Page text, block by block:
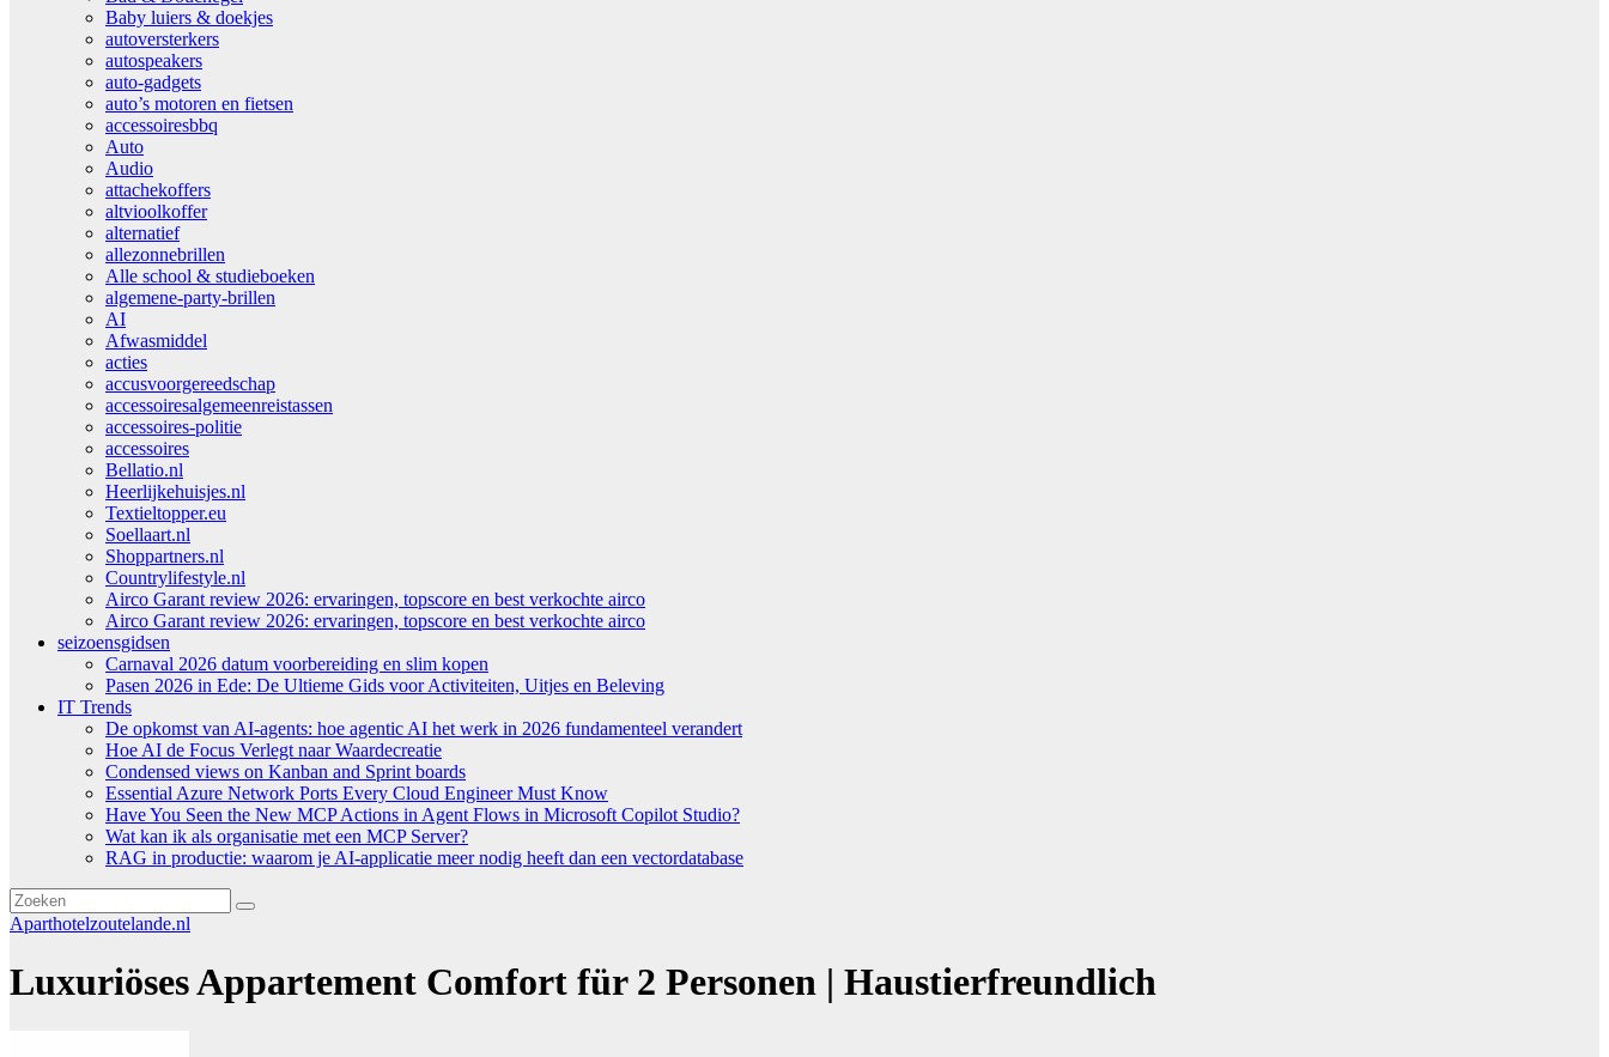
Baby luiers & doekjes
autoversterkers
autospeakers
auto-gadgets
auto’s motoren en fietsen
accessoiresbbq
Auto
Audio
attachekoffers
altvioolkoffer
alternatief
allezonnebrillen
Alle school & studieboeken
algemene-party-brillen
AI
Afwasmiddel
acties
accusvoorgereedschap
accessoiresalgemeenreistassen
accessoires-politie
accessoires
Bellatio.nl
Heerlijkehuisjes.nl
Textieltopper.eu
Soellaart.nl
Shoppartners.nl
Countrylifestyle.nl
Airco Garant review 2026: ervaringen, topscore en best verkochte airco
Airco Garant review 2026: ervaringen, topscore en best verkochte airco
seizoensgidsen
Carnaval 2026 datum voorbereiding en slim kopen
Pasen 2026 in Ede: De Ultieme Gids voor Activiteiten, Uitjes en Beleving
IT Trends
De opkomst van AI-agents: hoe agentic AI het werk in 2026 fundamenteel verandert
Hoe AI de Focus Verlegt naar Waardecreatie
Condensed views on Kanban and Sprint boards
Essential Azure Network Ports Every Cloud Engineer Must Know
Have You Seen the New MCP Actions in Agent Flows in Microsoft Copilot Studio?
Wat kan ik als organisatie met een MCP Server?
RAG in productie: waarom je AI-applicatie meer nodig heeft dan een vectordatabase
Aparthotelzoutelande.nl
Luxuriöses Appartement Comfort für 2 Personen | Haustierfreundlich